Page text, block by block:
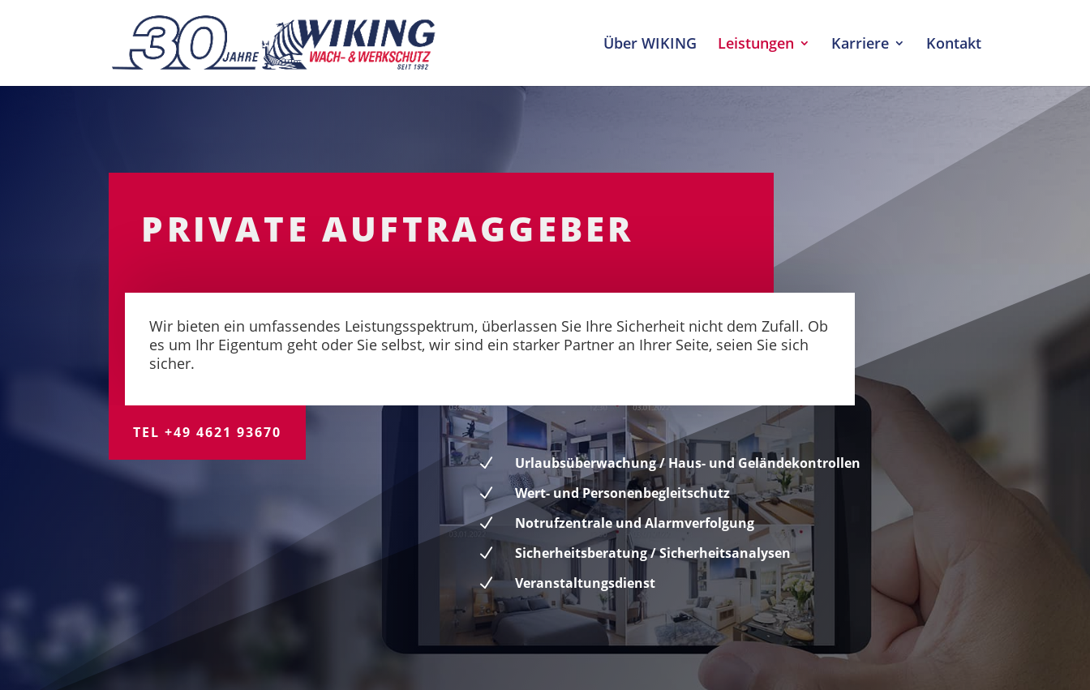
Über WIKING Leistungen Karriere Kontakt
PRIVATE AUFTRAGGEBER
Wir bieten ein umfassendes Leistungsspektrum, überlassen Sie Ihre Sicherheit nicht dem Zufall. Ob
es um Ihr Eigentum geht oder Sie selbst, wir sind ein starker Partner an Ihrer Seite, seien Sie sich
sicher.
TEL +49 4621 93670
N
Urlaubsüberwachung / Haus- und Geländekontrollen
N
Wert- und Personenbegleitschutz
N
Notrufzentrale und Alarmverfolgung
N
Sicherheitsberatung / Sicherheitsanalysen
N
Veranstaltungsdienst